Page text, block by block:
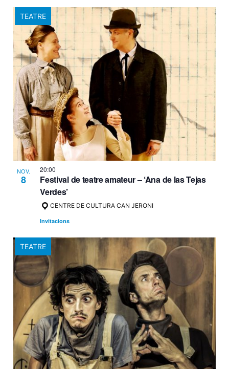
TEATRE
NOV.
8
20:00
Festival de teatre amateur – ‘Ana de las Tejas
Verdes’
CENTRE DE CULTURA CAN JERONI
Invitacions
TEATRE